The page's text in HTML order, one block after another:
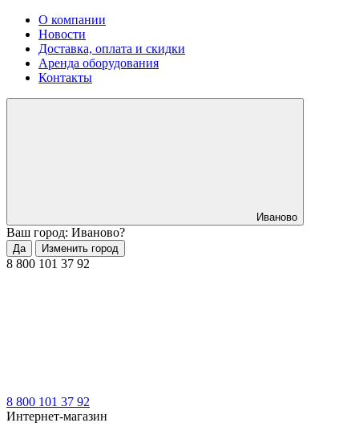
О компании
Новости
Доставка, оплата и скидки
Аренда оборудования
Контакты
Иваново
Ваш город: Иваново?
Да Изменить город
8 800 101 37 92
8 800 101 37 92
Интернет-магазин